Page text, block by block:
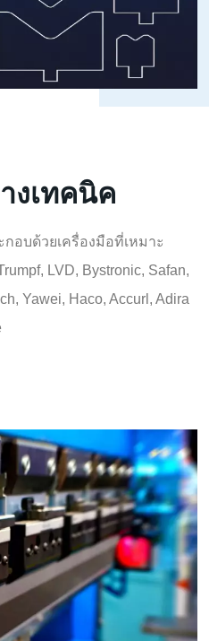
งเทคนิค
บด้วยเครื่องมือที่เหมาะ
LVD, Bystronic, Safan,
Yawei, Haco, Accurl, Adira